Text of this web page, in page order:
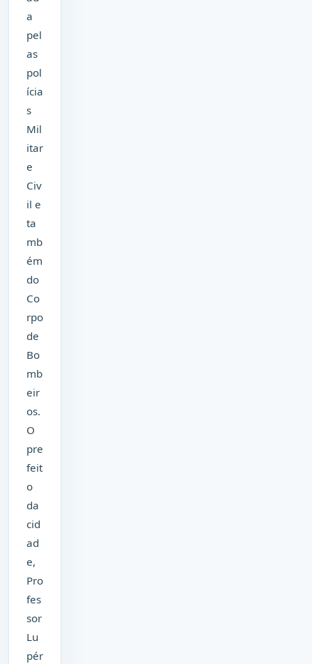
a
pel
as
pol
ícia
s
Mil
itar
e
Civ
il e
ta
mb
ém
do
Co
rpo
de
Bo
mb
eir
os.
O
pre
feit
o
da
cid
ad
e,
Pro
fes
sor
Lu
pér